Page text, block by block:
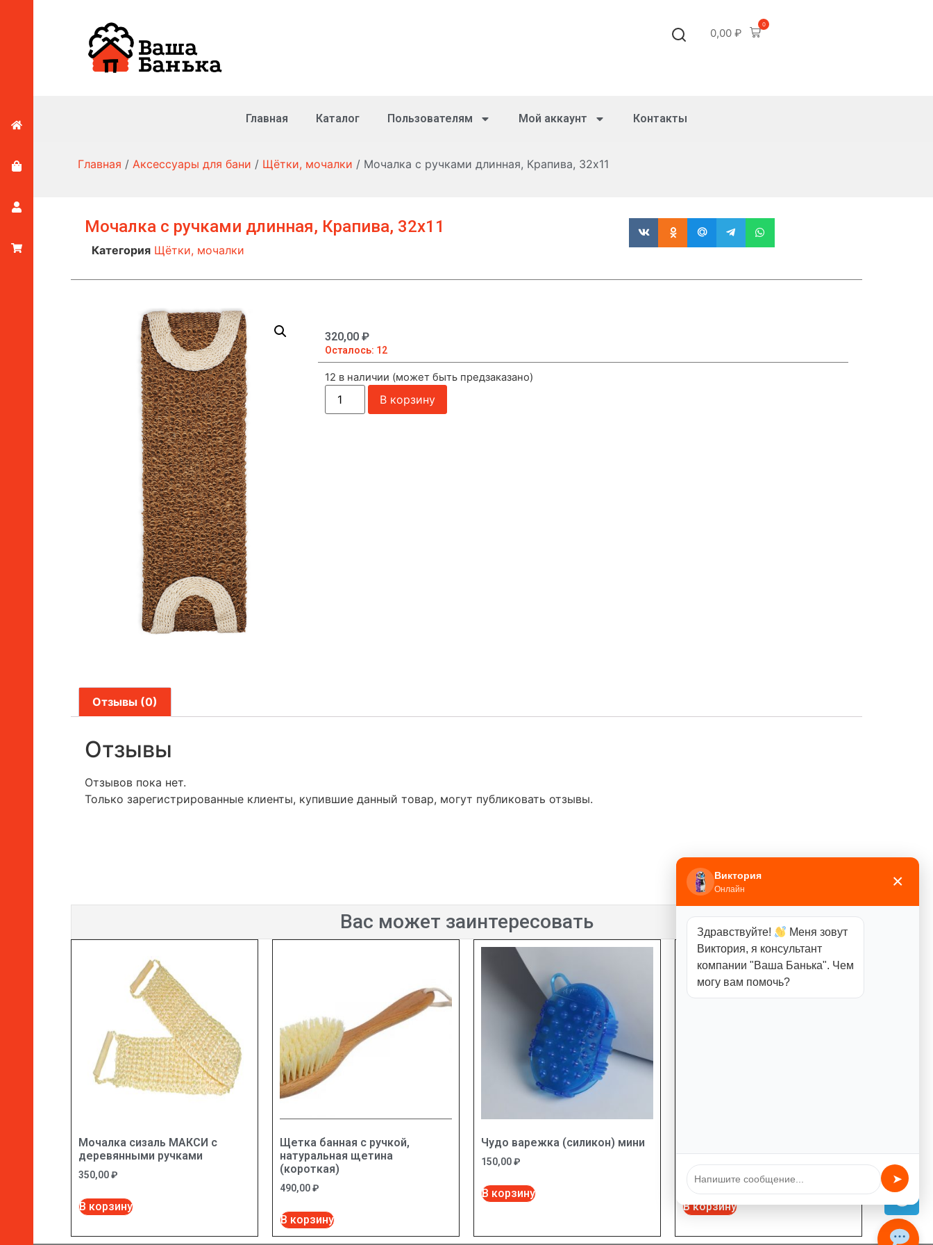
0,00 ₽
0
Главная Каталог Пользователям Мой аккаунт Контакты
Главная / Аксессуары для бани / Щётки, мочалки / Мочалка с ручками длинная, Крапива, 32х11
Мочалка с ручками длинная, Крапива, 32х11
Категория Щётки, мочалки
320,00 ₽
Осталось: 12
12 в наличии (может быть предзаказано)
В корзину
Отзывы (0)
Отзывы
Отзывов пока нет.
Только зарегистрированные клиенты, купившие данный товар, могут публиковать отзывы.
Вас может заинтересовать
Мочалка сизаль МАКСИ с
деревянными ручками
350,00₽
В корзину
Щетка банная с ручкой,
натуральная щетина
(короткая)
490,00₽
В корзину
Чудо варежка (силикон) мини
150,00₽
В корзину
ручке 40см
890,00₽
В корзину
Виктория
Онлайн ×
Здравствуйте!
Меня зовут
Виктория, я консультант
компании "Ваша Банька". Чем
могу вам помочь?
➤